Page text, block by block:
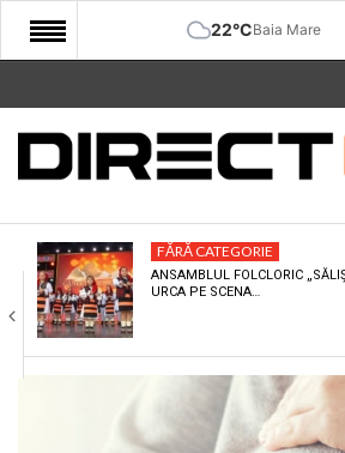
22°CBaia Mare
START
COMUNITATE
CULTURA
ECONOMIE
SANATATE
FĂRĂ CATEGORIE
ANSAMBLUL FOLCLORIC
URCA PE SCENA…